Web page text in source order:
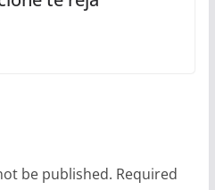
be published. Required